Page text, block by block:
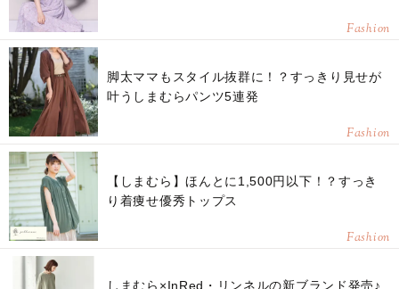
Fashion
脚太ママもスタイル抜群に！？すっきり見せが
叶うしまむらパンツ5連発
Fashion
【しまむら】ほんとに1,500円以下！？すっき
り着痩せ優秀トップス
Fashion
しまむら×InRed・リンネルの新ブランド発売♪